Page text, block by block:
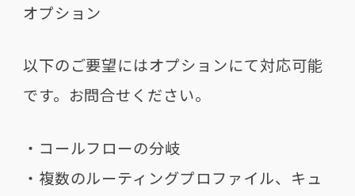
オプション
以下のご要望にはオプションにて対応可能
です。お問合せください。
・コールフローの分岐
・複数のルーティングプロファイル、キュ